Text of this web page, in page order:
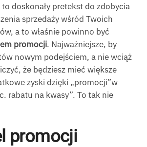
doskonały pretekst do zdobycia
sprzedaży wśród Twoich
a to właśnie powinno być
promocji. Najważniejsze, by
nowym podejściem, a nie wciąż
że będziesz mieć większe
zyski dzięki „promocji”w
rabatu na kwasy”. To tak nie
promocji